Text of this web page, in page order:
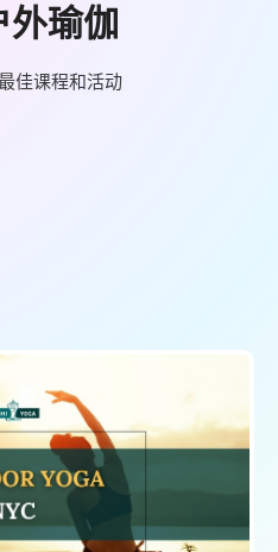
外瑜伽
佳课程和活动